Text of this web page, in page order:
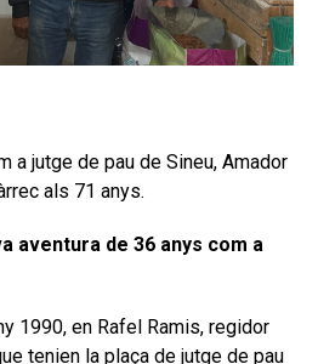
a jutge de pau de Sineu, Amador
als 71 anys.
aventura de 36 anys com a
1990, en Rafel Ramis, regidor
tenien la plaça de jutge de pau